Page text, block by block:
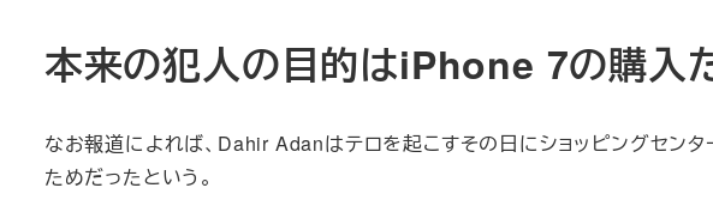
本来の犯人の目的はiPhone 7の購入
なお報道によれば、Dahir Adanはテロを起こすその日にショッピングセン
ためだったという。